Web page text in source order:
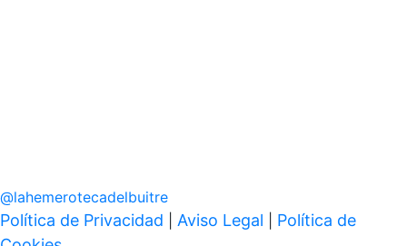
@lahemerotecadelbuitre
Política de Privacidad Aviso Legal
Política de